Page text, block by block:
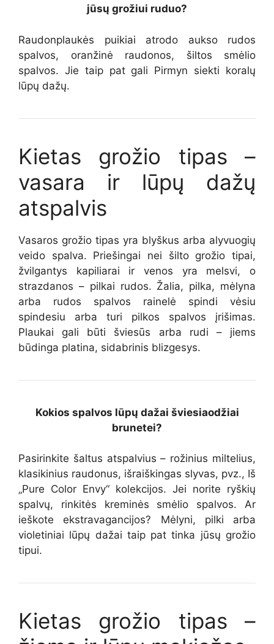
jūsų grožiui ruduo?
Raudonplaukės puikiai atrodo aukso rudos
spalvos, oranžinė raudonos, šiltos smėlio
spalvos. Jie taip pat gali Pirmyn siekti koralų
lūpų dažų.
Kietas grožio tipas –
vasara ir lūpų dažų
atspalvis
Vasaros grožio tipas yra blyškus arba alyvuogių
veido spalva. Priešingai nei šilto grožio tipai,
žvilgantys kapiliarai ir venos yra melsvi, o
strazdanos – pilkai rudos. Žalia, pilka, mėlyna
arba rudos spalvos rainelė spindi vėsiu
spindesiu arba turi pilkos spalvos įrišimas.
Plaukai gali būti šviesūs arba rudi – jiems
būdinga platina, sidabrinis blizgesys.
Kokios spalvos lūpų dažai šviesiaodžiai
brunetei?
Pasirinkite šaltus atspalvius – rožinius miltelius,
klasikinius raudonus, išraiškingas slyvas, pvz., Iš
„Pure Color Envy“ kolekcijos. Jei norite ryškių
spalvų, rinkitės kreminės smėlio spalvos. Ar
ieškote ekstravagancijos? Mėlyni, pilki arba
violetiniai lūpų dažai taip pat tinka jūsų grožio
tipui.
Kietas grožio tipas –